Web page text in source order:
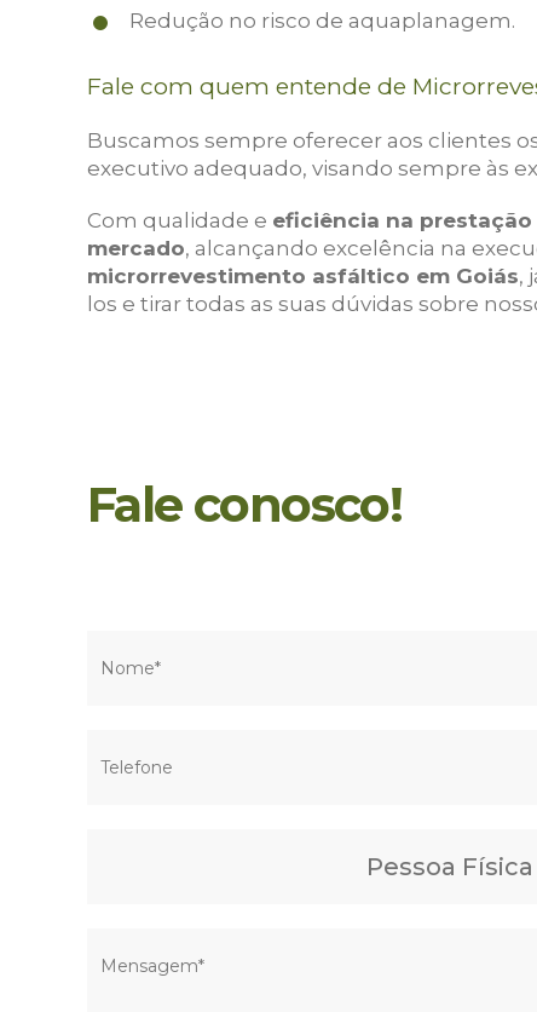
Redução no risco de aquaplanagem.
Fale com quem entende de
Buscamos sempre oferecer aos clientes
executivo adequado, visando sempre às
Com qualidade e eficiência na
mercado, alcançando excelência na
microrrevestimento asfáltico em Goiás,
los e tirar todas as suas dúvidas sobre
Fale conosco!
Pessoa Física